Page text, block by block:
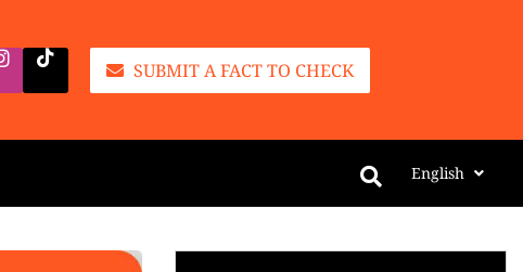
SUBMIT A FACT TO CHECK
English